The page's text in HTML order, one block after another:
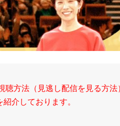
方法（見逃し配信を見る方法
介しております。